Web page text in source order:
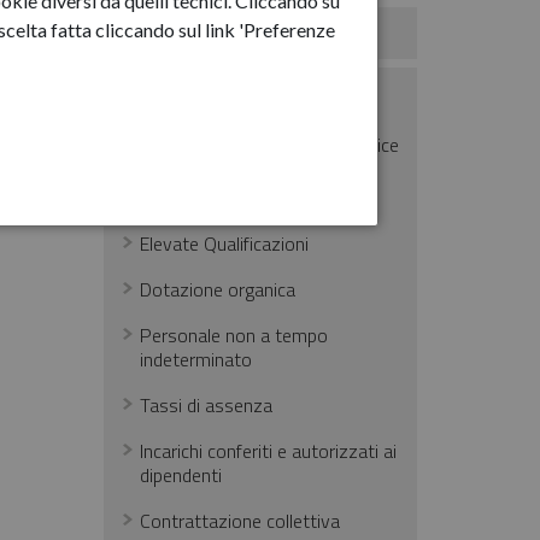
fatta cliccando sul link 'Preferenze
Consulenti e collaboratori
Incarichi amministrativi di vertice
Elevate Qualificazioni
Dotazione organica
Personale non a tempo
indeterminato
Tassi di assenza
Incarichi conferiti e autorizzati ai
dipendenti
Contrattazione collettiva